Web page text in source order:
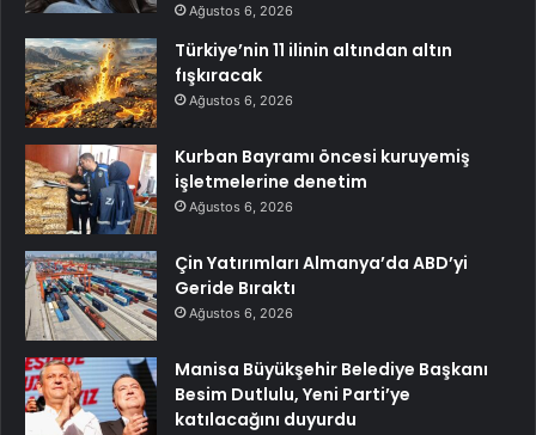
Ağustos 6, 2026
Türkiye’nin 11 ilinin altından altın
fışkıracak
Ağustos 6, 2026
Kurban Bayramı öncesi kuruyemiş
işletmelerine denetim
Ağustos 6, 2026
Çin Yatırımları Almanya’da ABD’yi
Geride Bıraktı
Ağustos 6, 2026
Manisa Büyükşehir Belediye Başkanı
Besim Dutlulu, Yeni Parti’ye
katılacağını duyurdu